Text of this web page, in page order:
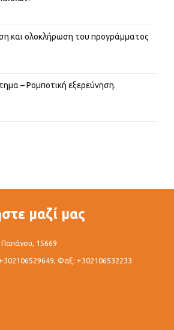
και ολοκλήρωση του προγράμματος
– Ρομποτική εξερεύνηση.
μαζί μας
Παπάγου, 15669
Φαξ: +302106532233